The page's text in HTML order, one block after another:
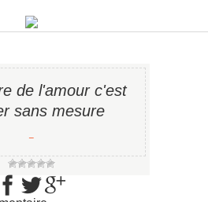
de l'amour c'est
sans mesure
−